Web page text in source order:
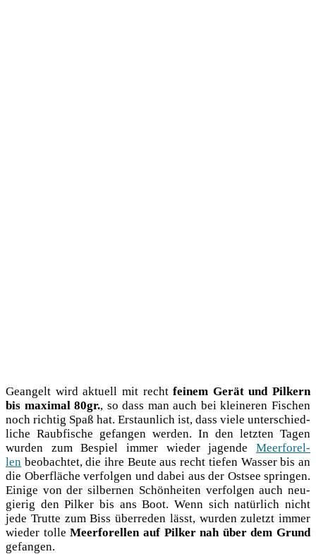
Gean­gelt wird aktu­ell mit rechtfei­nem Gerät und Pil­kern
bis maxi­mal 80gr., so dass man auch bei klei­ne­ren Fischen
noch rich­tig Spaß hat. Erstaun­lich ist, dass vie­le unter­schied­
li­che Raub­fi­sche gefan­gen wer­den. In den letz­ten Tagen
wur­den zum Bespiel immer wie­der jagen­de Meer­fo­rel­
len beob­ach­tet, die ihre Beu­te aus recht tie­fen Was­ser bis an
die Ober­flä­che ver­fol­gen und dabei aus der Ost­see sprin­gen.
Eini­ge von der sil­ber­nen Schön­hei­ten ver­fol­gen auch neu­
gie­rig den Pil­ker bis ans Boot. Wenn sich natür­lich nicht
jede Trut­te zum Biss über­re­den lässt, wur­den zuletzt immer
wie­der tol­leMeer­fo­rel­len auf Pil­ker nah über dem Grund
gefangen.